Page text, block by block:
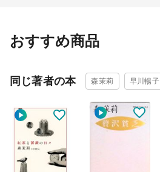
おすすめ商品
同じ著者の本 森茉莉 早川暢子